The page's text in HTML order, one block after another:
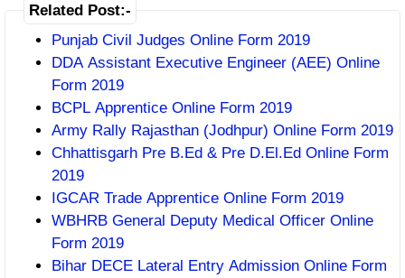
Related Post:-
Punjab Civil Judges Online Form 2019
DDA Assistant Executive Engineer (AEE) Online
Form 2019
BCPL Apprentice Online Form 2019
Army Rally Rajasthan (Jodhpur) Online Form 2019
Chhattisgarh Pre B.Ed & Pre D.El.Ed Online Form
2019
IGCAR Trade Apprentice Online Form 2019
WBHRB General Deputy Medical Officer Online
Form 2019
Bihar DECE Lateral Entry Admission Online Form